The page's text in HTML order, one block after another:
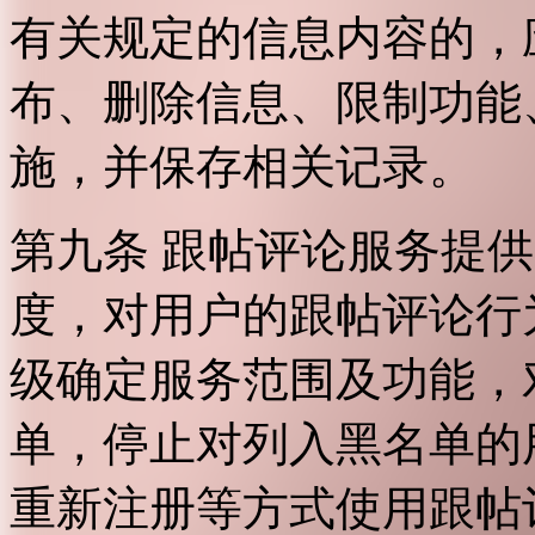
有关规定的信息内容的
布、删除信息、限制功
施，并保存相关记录。
第九条 跟帖评论服务提
度，对用户的跟帖评论
级确定服务范围及功能
单，停止对列入黑名单
重新注册等方式使用跟